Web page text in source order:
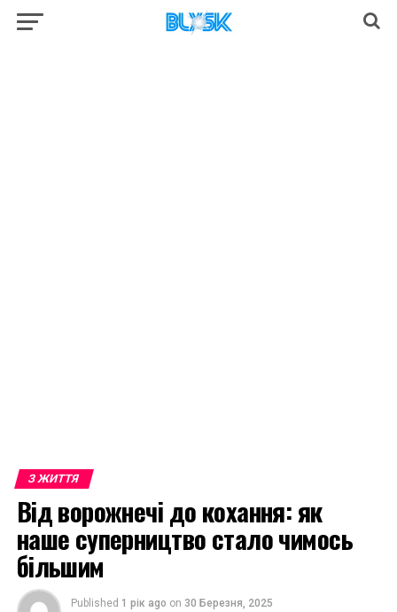
З ЖИТТЯ
Від ворожнечі до кохання: як
наше суперництво стало чимось
більшим
Published 1 рік ago on 30 Березня, 2025